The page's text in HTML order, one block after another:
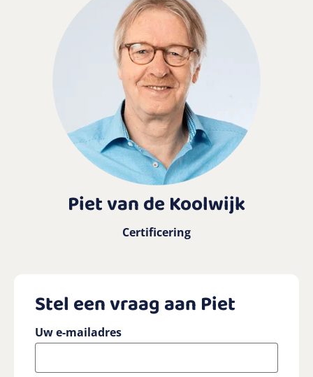
Piet van de Koolwijk
Certificering
Stel een vraag aan Piet
Uw e-mailadres